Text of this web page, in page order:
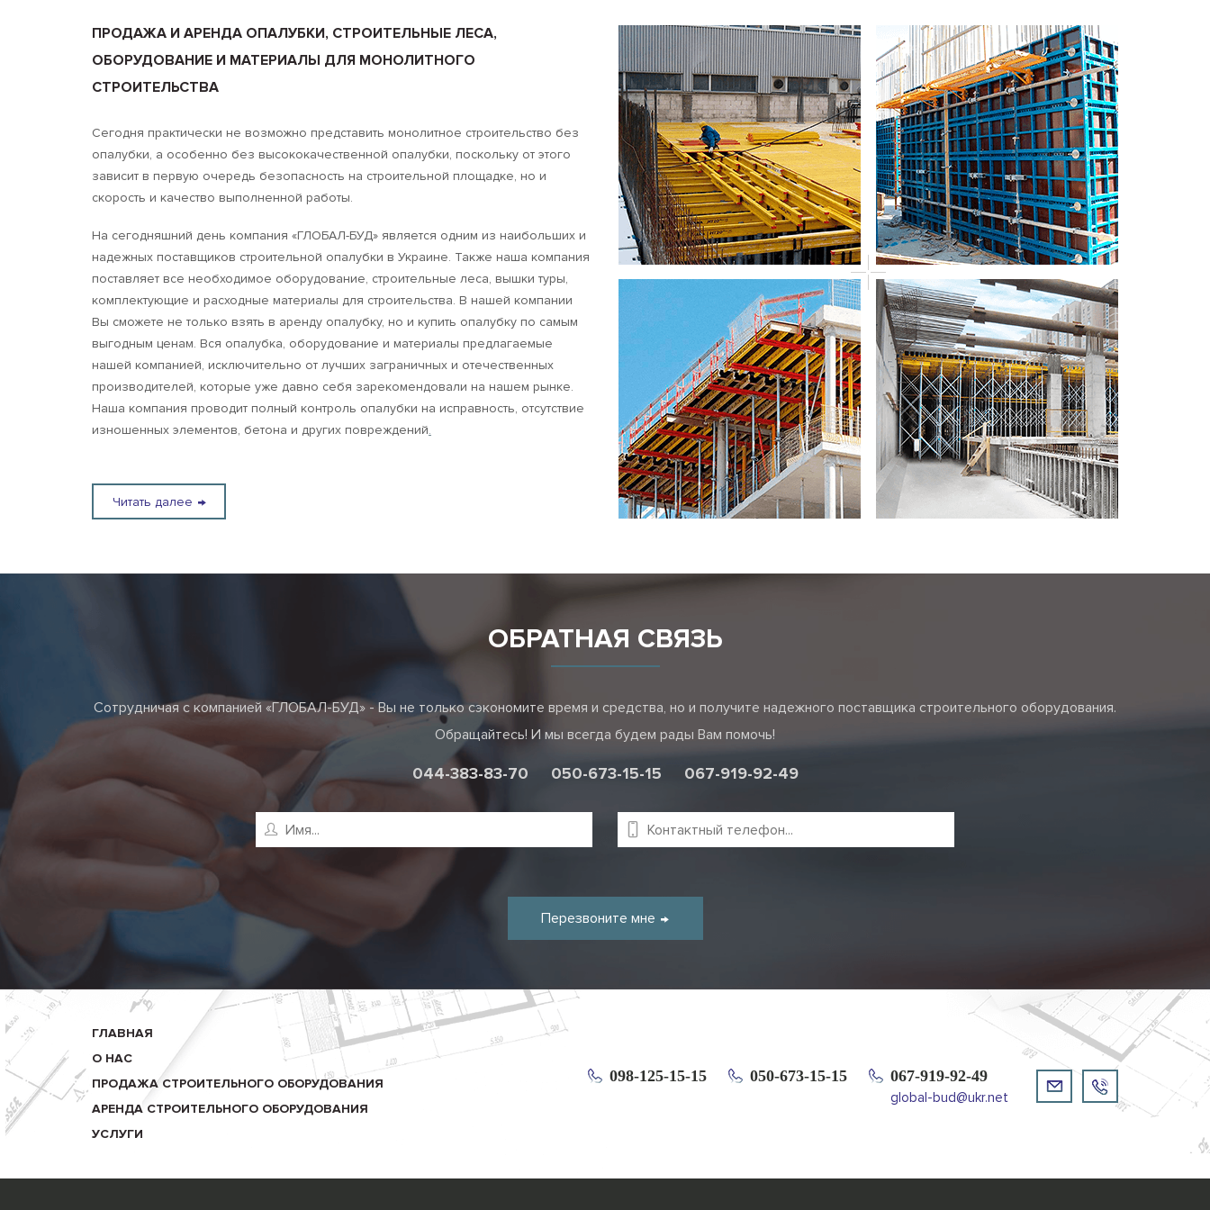
ПРОДАЖА И АРЕНДА ОПАЛУБКИ, СТРОИТЕЛЬНЫЕ ЛЕСА,
ОБОРУДОВАНИЕ И МАТЕРИАЛЫ ДЛЯ МОНОЛИТНОГО
СТРОИТЕЛЬСТВА
Сегодня практически не возможно представить монолитное строительство без
опалубки, а особенно без высококачественной опалубки, поскольку от этого
зависит в первую очередь безопасность на строительной площадке, но и
скорость и качество выполненной работы.
На сегодняшний день компания «ГЛОБАЛ-БУД» является одним из наибольших и
надежных поставщиков строительной опалубки в Украине. Также наша компания
поставляет все необходимое оборудование, строительные леса, вышки туры,
комплектующие и расходные материалы для строительства. В нашей компании
Вы сможете не только взять в аренду опалубку, но и купить опалубку по самым
выгодным ценам. Вся опалубка, оборудование и материалы предлагаемые
нашей компанией, исключительно от лучших заграничных и отечественных
производителей, которые уже давно себя зарекомендовали на нашем рынке.
Наша компания проводит полный контроль опалубки на исправность, отсутствие
изношенных элементов, бетона и других повреждений.
Читать далее
ОБРАТНАЯ СВЯЗЬ
Сотрудничая с компанией «ГЛОБАЛ-БУД» - Вы не только сэкономите время и средства, но и получите надежного поставщика строительного оборудования.
Обращайтесь! И мы всегда будем рады Вам помочь!
044-383-83-70 050-673-15-15 067-919-92-49
Перезвоните мне
ГЛАВНАЯ
О НАС
ПРОДАЖА СТРОИТЕЛЬНОГО ОБОРУДОВАНИЯ
АРЕНДА СТРОИТЕЛЬНОГО ОБОРУДОВАНИЯ
УСЛУГИ
098-125-15-15 050-673-15-15 067-919-92-49
global-bud@ukr.net